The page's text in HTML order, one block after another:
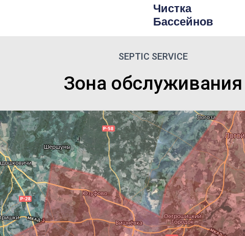
Чистка
Бассейнов
SEPTIC SERVICE
Зона обслуживания